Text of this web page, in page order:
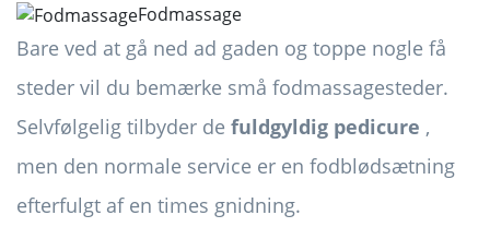
Fodmassage
Bare ved at gå ned ad gaden og toppe nogle få
steder vil du bemærke små fodmassagesteder.
Selvfølgelig tilbyder de fuldgyldig pedicure ,
men den normale service er en fodblødsætning
efterfulgt af en times gnidning.